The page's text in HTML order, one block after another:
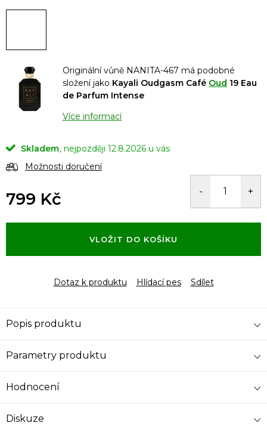
Originální vůně NANITA-467 má podobné
složení jako Kayali Oudgasm Café Oud 19 Eau
de Parfum Intense
Více informací
Skladem
12.8.2026
Možnosti doručení
799 Kč
cena:
VLOŽIT DO KOŠÍKU
Dotaz k produktu Hlídací pes Sdílet
Popis produktu
Parametry produktu
Hodnocení
Diskuze